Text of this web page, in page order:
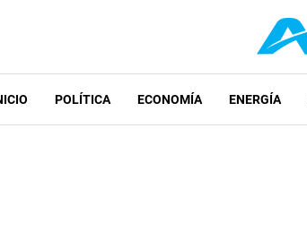
POLÍTICA ECONOMÍA ENERGÍA